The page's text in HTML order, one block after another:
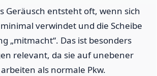
Geräusch entsteht oft, wenn sich
verwindet und die Scheibe
„mitmacht“. Das ist besonders
relevant, da sie auf unebener
als normale Pkw.